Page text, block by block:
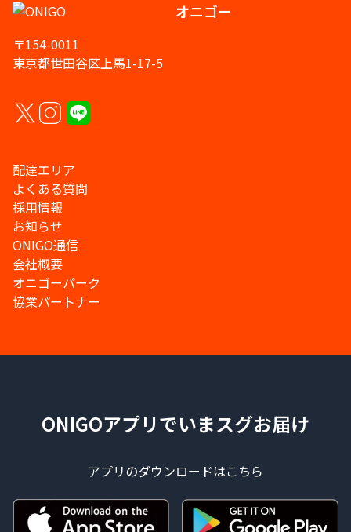
オニゴー
〒154-0011
東京都世田谷区上馬1-17-5
配達エリア
よくある質問
採用情報
お知らせ
ONIGO通信
会社概要
オニゴーパーク
協業パートナー
ONIGOアプリでいまスグお届け
アプリのダウンロードはこちら